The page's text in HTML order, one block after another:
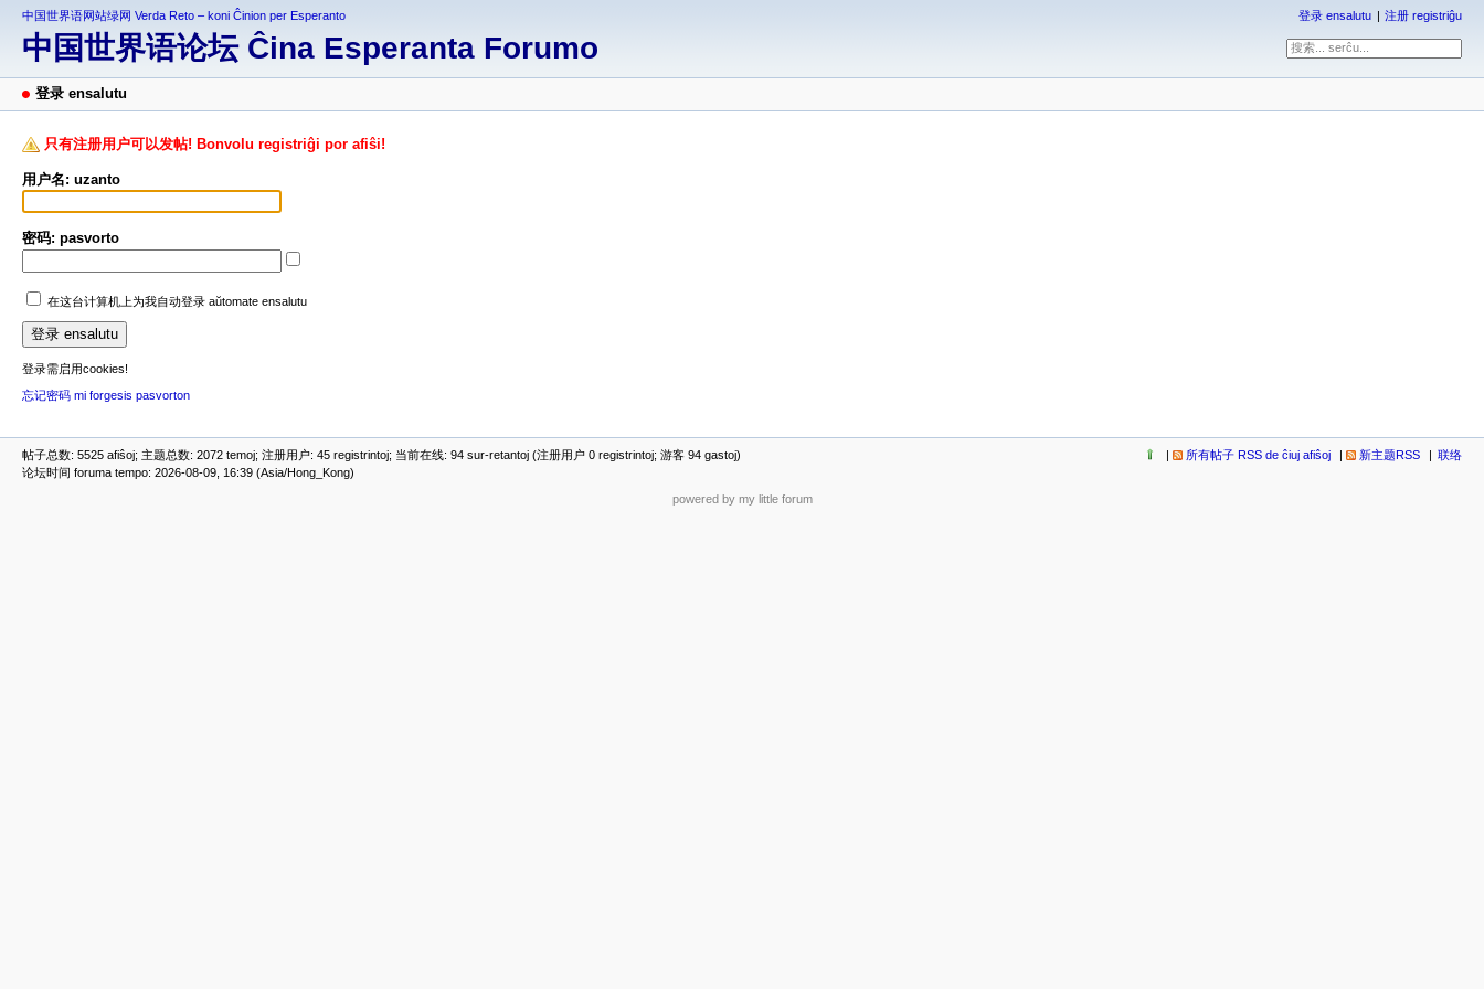
中国世界语网站绿网 Verda Reto – koni Ĉinion per Esperanto
中国世界语论坛 Ĉina Esperanta Forumo
登录 ensalutu 注册 registriĝu
登录 ensalutu
只有注册用户可以发帖! Bonvolu registriĝi por afiŝi!
用户名: uzanto
密码: pasvorto
在这台计算机上为我自动登录 aŭtomate ensalutu
登录需启用cookies!
忘记密码 mi forgesis pasvorton
帖子总数: 5525 afiŝoj; 主题总数: 2072 temoj; 注册用户: 45 registrintoj; 当前在线: 94 sur-retantoj (注册用户 0 registrintoj; 游客 94 gastoj)
论坛时间 foruma tempo: 2026-08-09, 16:39 (Asia/Hong_Kong)
所有帖子 RSS de ĉiuj afiŝoj 新主题RSS 联络
powered by my little forum